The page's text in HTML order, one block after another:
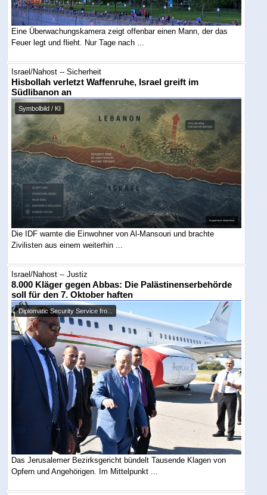
Eine Überwachungskamera zeigt offenbar einen Mann, der das
Feuer legt und flieht. Nur Tage nach ...
Israel/Nahost -- Sicherheit
Hisbollah verletzt Waffenruhe, Israel greift im
Südlibanon an
Symbolbild / KI
Die IDF warnte die Einwohner von Al-Mansouri und brachte
Zivilisten aus einem weiterhin ...
Israel/Nahost -- Justiz
8.000 Kläger gegen Abbas: Die Palästinenserbehörde
soll für den 7. Oktober haften
Diplomatic Security Service fro...
Das Jerusalemer Bezirksgericht bündelt Tausende Klagen von
Opfern und Angehörigen. Im Mittelpunkt ...